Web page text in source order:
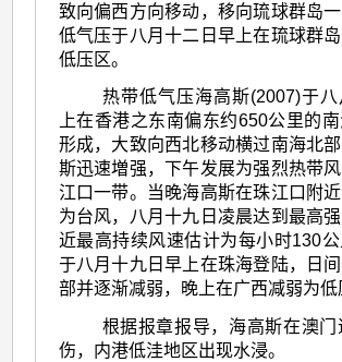
致向偏西方向移动，移向琉球群岛
低气压于八月十二日早上在琉球群
低压区。
热带低气压海高斯(2007)于
上在香港之东南偏东约650公里的
形成，大致向西北移动横过南海北
斯迅速増强，下午发展为强烈热带
江口一带。当晚海高斯在珠江口附
为台风，八月十九日凌晨达到最高
近最高持续风速估计为每小时130
于八月十九日早上在珠海登陆，日
部并逐渐减弱，晚上在广西减弱为低
根据报章报导，海高斯在澳门
伤，内港低洼地区出现水浸。